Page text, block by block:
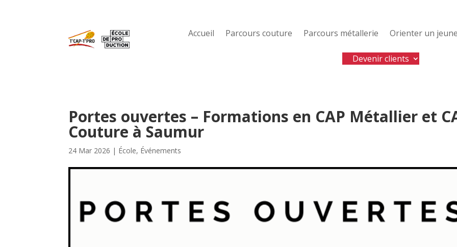
Accueil Parcours couture Parcours métallerie Orienter un
Devenir clients
Portes ouvertes – Formations en CAP Métallier et
Couture à Saumur
24 Mar 2026 | École, Événements